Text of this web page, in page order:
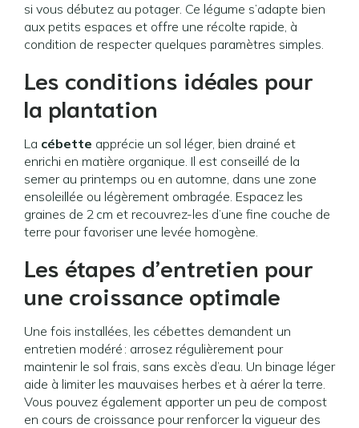
si vous débutez au potager. Ce légume s’adapte bien
aux petits espaces et offre une récolte rapide, à
condition de respecter quelques paramètres simples.
Les conditions idéales pour
la plantation
La cébette apprécie un sol léger, bien drainé et
enrichi en matière organique. Il est conseillé de la
semer au printemps ou en automne, dans une zone
ensoleillée ou légèrement ombragée. Espacez les
graines de 2 cm et recouvrez-les d’une fine couche de
terre pour favoriser une levée homogène.
Les étapes d’entretien pour
une croissance optimale
Une fois installées, les cébettes demandent un
entretien modéré : arrosez régulièrement pour
maintenir le sol frais, sans excès d’eau. Un binage léger
aide à limiter les mauvaises herbes et à aérer la terre.
Vous pouvez également apporter un peu de compost
en cours de croissance pour renforcer la vigueur des